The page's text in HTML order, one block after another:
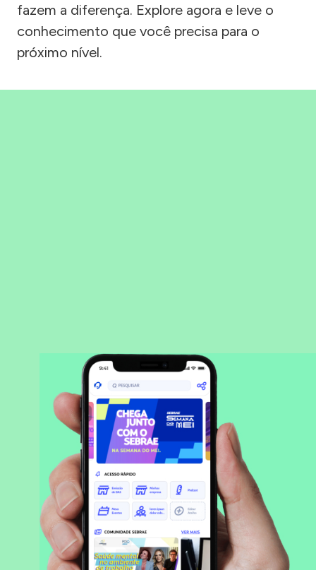
fazem a diferença. Explore agora e leve o
conhecimento que você precisa para o
próximo nível.